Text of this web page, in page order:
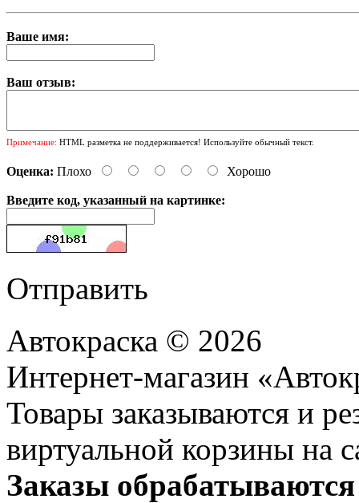
Ваше имя:
Ваш отзыв:
Примечание: HTML разметка не поддерживается! Используйте обычный текст.
Оценка: Плохо Хорошо
Введите код, указанный на картинке:
Отправить
Автокраска © 2026
Интернет-магазин
Товары заказываются и
виртуальной корзины на
Заказы